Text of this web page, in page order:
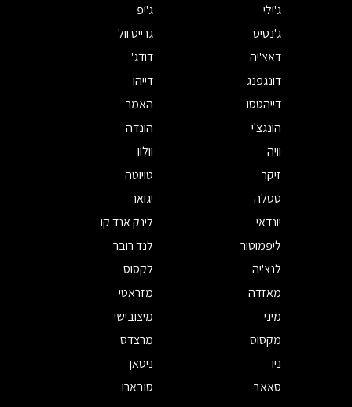
ג'ילי
ג'יפ
ג'נסיס
גרייט וול
דאצ'יה
דודג'
דונגפנג
דייהו
דייהטסו
האמר
הונגצ'י
הונדה
וויה
וולוו
זיקר
טויוטה
טסלה
יגואר
יונדאי
לינק אנד קו
ליפמוטור
לנד רובר
לנצ'יה
לקסוס
מאזדה
מזראטי
מיני
מיצובישי
מקסוס
מרצדס
ניו
ניסאן
סאאב
סובארו